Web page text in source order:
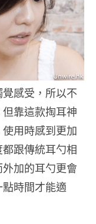
感受，所以不
靠這款掏耳神
用時感到更加
跟傳統耳勺相
加的耳勺更會
時間才能適